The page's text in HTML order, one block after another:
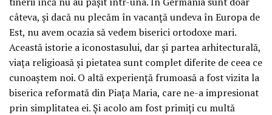
câteva, și dacă nu plecăm în vacanță undeva în Europa de
Est, nu avem ocazia să vedem biserici ortodoxe mari.
Această istorie a iconostasului, dar și partea arhitecturală,
viața religioasă și pietatea sunt complet diferite de ceea ce
cunoaștem noi. O altă experiență frumoasă a fost vizita la
biserica reformată din Piața Maria, care ne-a impresionat
prin simplitatea ei. Și acolo am fost primiți cu multă